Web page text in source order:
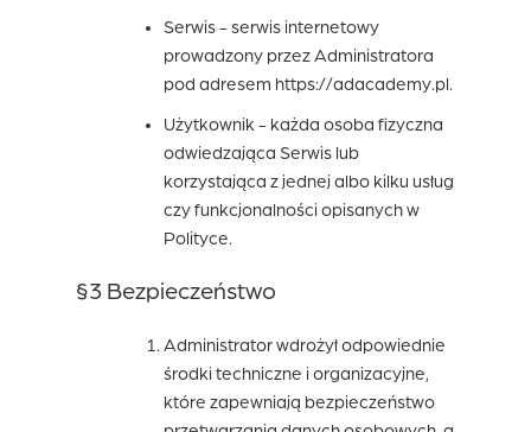
Serwis- serwis internetowy
prowadzony przez Administratora
pod adresem https://adacademy.pl.
Użytkownik - każda osoba fizyczna
odwiedzająca Serwis lub
korzystająca z jednej albo kilku usług
czy funkcjonalności opisanych w
Polityce.
§3 Bezpieczeństwo
Administrator wdrożył odpowiednie
środki techniczne i organizacyjne,
które zapewniają bezpieczeństwo